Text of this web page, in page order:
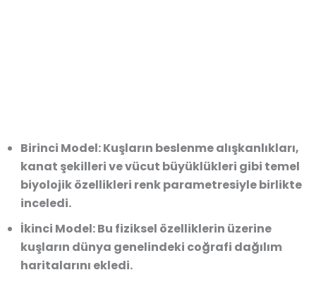
Birinci Model:Kuşların beslenme alışkanlıkları,
kanat şekilleri ve vücut büyüklükleri gibi temel
biyolojik özellikleri renk parametresiyle birlikte
inceledi.
İkinci Model:Bu fiziksel özelliklerin üzerine
kuşların dünya genelindeki coğrafi dağılım
haritalarını ekledi.